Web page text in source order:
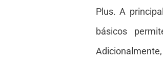
Plus. A
básicos